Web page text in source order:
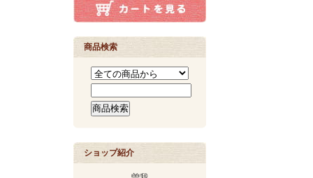
商品検索
ショップ紹介